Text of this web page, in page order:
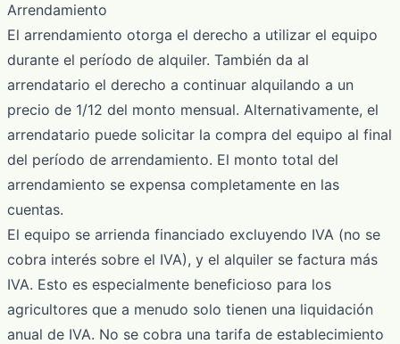
Arrendamiento
El arrendamiento otorga el derecho a utilizar el equipo
durante el período de alquiler. También da al
arrendatario el derecho a continuar alquilando a un
precio de 1/12 del monto mensual. Alternativamente, el
arrendatario puede solicitar la compra del equipo al final
del período de arrendamiento. El monto total del
arrendamiento se expensa completamente en las
cuentas.
El equipo se arrienda financiado excluyendo IVA (no se
cobra interés sobre el IVA), y el alquiler se factura más
IVA. Esto es especialmente beneficioso para los
agricultores que a menudo solo tienen una liquidación
anual de IVA. No se cobra una tarifa de establecimiento